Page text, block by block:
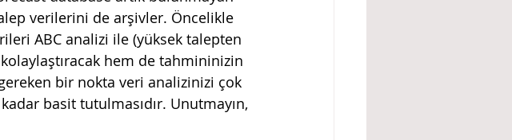
verilerini de arşivler. Öncelikle
ABC analizi ile (yüksek talepten
hem de tahmininizin
bir nokta veri analizinizi çok
basit tutulmasıdır. Unutmayın,